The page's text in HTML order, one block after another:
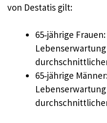
von Destatis gilt:
65‑jährige
65‑jährige